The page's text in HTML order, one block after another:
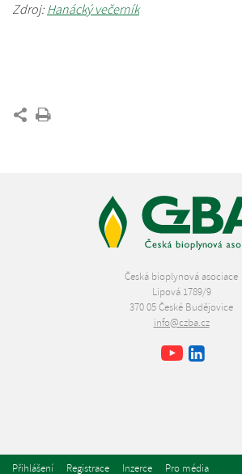
Zdroj: Hanácký večerník
Česká bioplynová asociace
Lipová 1789/9
370 05 České Budějovice
info@czba.cz
Facebook
Youtube
Přihlášení Registrace Inzerce Pro média